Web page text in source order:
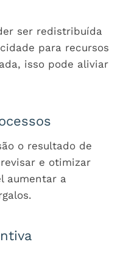
ser redistribuída
para recursos
isso pode aliviar
o resultado de
e otimizar
aumentar a